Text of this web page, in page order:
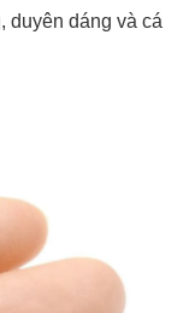
duyên dáng và cá